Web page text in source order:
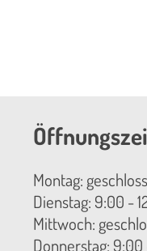
Montag:
Dienstag: 9:00 -
Mittwoch:
Donnerstag: 9:00